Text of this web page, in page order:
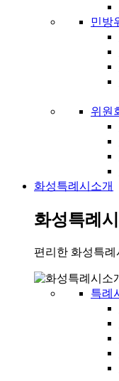
민방
위원
화성특례시소개
화성특례
편리한 화성특
특례